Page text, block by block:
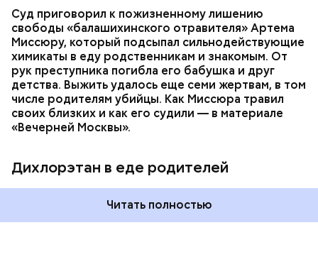
Суд приговорил к пожизненному лишению
свободы «балашихинского отравителя» Артема
Миссюру, который подсыпал сильнодействующие
химикаты в еду родственникам и знакомым. От
рук преступника погибла его бабушка и друг
детства. Выжить удалось еще семи жертвам, в том
числе родителям убийцы. Как Миссюра травил
своих близких и как его судили — в материале
«Вечерней Москвы».
Дихлорэтан в еде родителей
Читать полностью